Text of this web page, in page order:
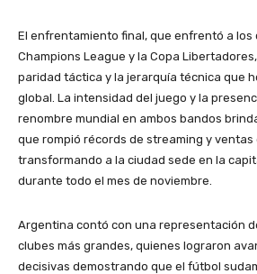
El enfrentamiento final, que enfrentó a los
Champions League y la Copa
paridad táctica y la jerarquía técnica que
global. La intensidad del juego y la
renombre mundial en ambos bandos
que rompió récords de streaming y ventas
transformando a la ciudad sede en la
durante todo el mes de noviembre.
Argentina contó con una representación
clubes más grandes, quienes lograron
decisivas demostrando que el fútbol